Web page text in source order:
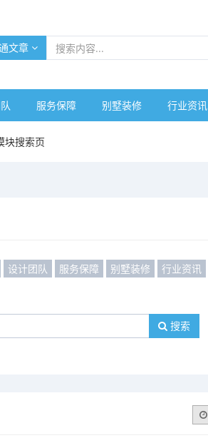
文章
服务保障 别墅装修 行业资讯
块搜索页
设计团队 服务保障 别墅装修 行业资讯
搜索